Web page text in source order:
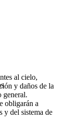
al cielo,
y daños de la
general.
obligarán a
y del sistema de